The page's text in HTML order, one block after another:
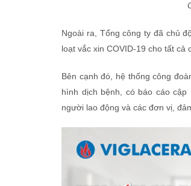
Ngoài ra, Tổng công ty đã chủ
loạt vắc xin COVID-19 cho tất
Bên cạnh đó, hệ thống công
hình dịch bệnh, có báo cáo
người lao động và các đơn vị,